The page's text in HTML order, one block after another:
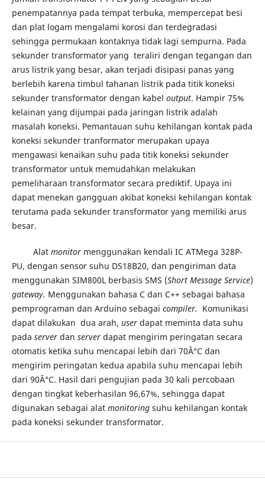
penempatannya pada tempat terbuka, mempercepat besi
dan plat logam mengalami korosi dan terdegradasi
sehingga permukaan kontaknya tidak lagi sempurna. Pada
sekunder transformator yang teraliri dengan tegangan dan
arus listrik yang besar, akan terjadi disipasi panas yang
berlebih karena timbul tahanan listrik pada titik koneksi
sekunder transformator dengan kabel output. Hampir 75%
kelainan yang dijumpai pada jaringan listrik adalah
masalah koneksi. Pemantauan suhu kehilangan kontak pada
koneksi sekunder tranformator merupakan upaya
mengawasi kenaikan suhu pada titik koneksi sekunder
transformator untuk memudahkan melakukan
pemeliharaan transformator secara prediktif. Upaya ini
dapat menekan gangguan akibat koneksi kehilangan kontak
terutama pada sekunder transformator yang memiliki arus
besar.
Alat monitormenggunakan kendali IC ATMega 328P-
PU, dengan sensor suhu DS18B20, dan pengiriman data
menggunakan SIM800L berbasis SMS (Short Message Service)
gateway. Menggunakan bahasa C dan C++ sebagai bahasa
pemprograman dan Arduino sebagai compiler. Komunikasi
dapat dilakukan dua arah, userdapat meminta data suhu
pada serverdan serverdapat mengirim peringatan secara
otomatis ketika suhu mencapai lebih dari 70Â°C dan
mengirim peringatan kedua apabila suhu mencapai lebih
dari 90Â°C. Hasil dari pengujian pada 30 kali percobaan
dengan tingkat keberhasilan 96,67%, sehingga dapat
digunakan sebagai alat monitoringsuhu kehilangan kontak
pada koneksi sekunder transformator.